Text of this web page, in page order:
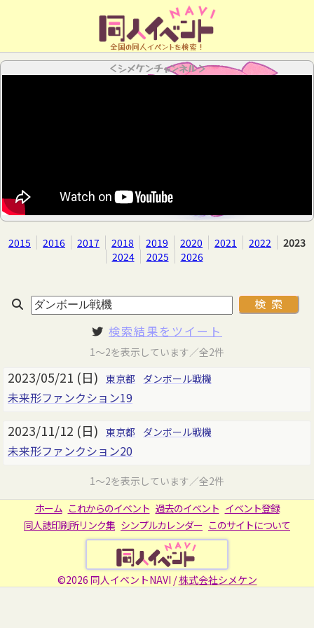
全国の同人イベントを検索！
＜シメケンチャンネル＞
2015 2016 2017 2018 2019 2020 2021 2022
2023
2024
2025 2026
検索結果をツイート
1～2を表示しています／全2件
2023/05/21 (日) 東京都 ダンボール戦機
未来形ファンクション19
2023/11/12 (日) 東京都 ダンボール戦機
未来形ファンクション20
1～2を表示しています／全2件
ホーム これからのイベント 過去のイベント イベント登録
同人誌印刷所リンク集 シンプルカレンダー このサイトについて
©2026 同人イベントNAVI /株式会社シメケン